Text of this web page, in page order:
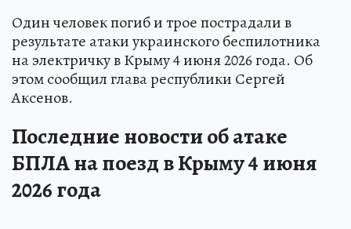
Один человек погиб и трое пострадали в
результате атаки украинского беспилотника
на электричку в Крыму 4 июня 2026 года. Об
этом сообщил глава республики Сергей
Аксенов.
Последние новости об атаке
БПЛА на поезд в Крыму 4 июня
2026 года